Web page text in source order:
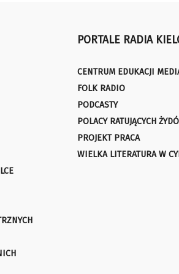
PORTALE RADIA
CENTRUM EDUKACJI
FOLK RADIO
PODCASTY
POLACY RATUJĄCYCH
PROJEKT PRACA
WIELKA LITERATURA W